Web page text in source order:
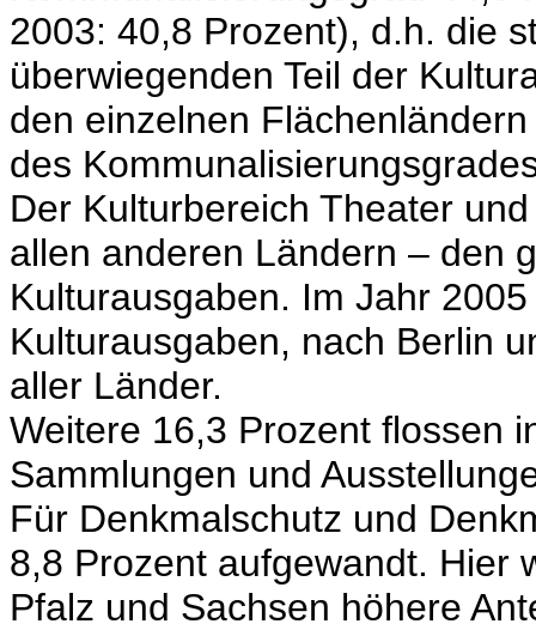
2003: 40,8 Prozent), d.h. die
überwiegenden Teil der
den einzelnen
des
Der Kulturbereich Theater
allen anderen Ländern – den
Kulturausgaben. Im Jahr
Kulturausgaben, nach Berlin
aller Länder.
Weitere 16,3 Prozent flossen
Sammlungen und
Für Denkmalschutz und
8,8 Prozent aufgewandt. Hier
Pfalz und Sachsen höhere